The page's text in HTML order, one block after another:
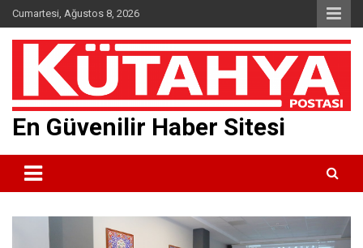
Skip
to
content
Cumartesi, Ağustos 8, 2026
En Güvenilir Haber Sitesi